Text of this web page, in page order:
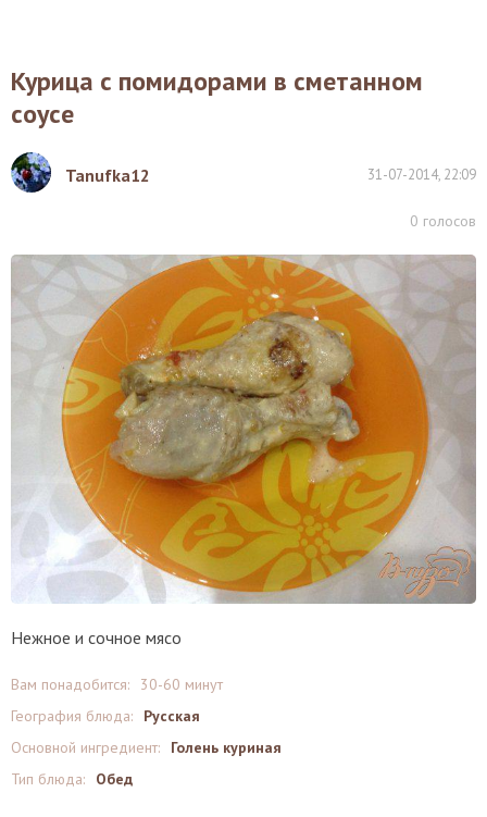
Курица с помидорами в сметанном
соусе
Tanufka12 31-07-2014, 22:09
0 голосов
Нежное и сочное мясо
Вам понадобится:
30-60 минут
География блюда:
Русская
Основной ингредиент:
Голень куриная
Тип блюда:
Обед